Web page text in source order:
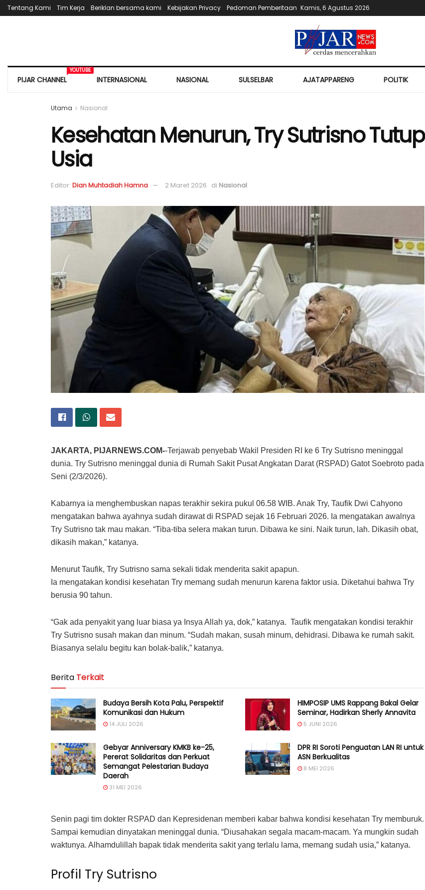
Tentang Kami Tim Kerja Beriklan bersama kami Kebijakan Privacy Pedoman Pemberitaan Kamis, 6 Agustus 2026
PIJAR CHANNEL
YOUTUBE
INTERNASIONAL NASIONAL SULSELBAR AJATAPPARENG POLITIK
Utama Nasional
Kesehatan Menurun, Try Sutrisno Tutup
Usia
Editor: Dian Muhtadiah Hamna 2 Maret 2026 di Nasional
JAKARTA, PIJARNEWS.COM--Terjawab penyebab Wakil Presiden RI ke 6 Try Sutrisno meninggal
dunia. Try Sutrisno meninggal dunia di Rumah Sakit Pusat Angkatan Darat (RSPAD) Gatot Soebroto pada
Seni (2/3/2026).
Kabarnya ia menghembuskan napas terakhir sekira pukul 06.58 WIB. Anak Try, Taufik Dwi Cahyono
mengatakan bahwa ayahnya sudah dirawat di RSPAD sejak 16 Februari 2026. Ia mengatakan awalnya
Try Sutrisno tak mau makan. “Tiba-tiba selera makan turun. Dibawa ke sini. Naik turun, lah. Dikasih obat,
dikasih makan,” katanya.
Menurut Taufik, Try Sutrisno sama sekali tidak menderita sakit apapun.
Ia mengatakan kondisi kesehatan Try memang sudah menurun karena faktor usia. Diketahui bahwa Try
berusia 90 tahun.
“Gak ada penyakit yang luar biasa ya Insya Allah ya, dok,” katanya. Taufik mengatakan kondisi terakhir
Try Sutrisno susah makan dan minum. “Sudah makan, susah minum, dehidrasi. Dibawa ke rumah sakit.
Biasanya selalu begitu kan bolak-balik,” katanya.
Berita Terkait
Budaya Bersih Kota Palu, Perspektif
Komunikasi dan Hukum
14 JULI 2026
HIMPOSIP UMS Rappang Bakal Gelar
Seminar, Hadirkan Sherly Annavita
5 JUNI 2026
Gebyar Anniversary KMKB ke-25,
Pererat Solidaritas dan Perkuat
Semangat Pelestarian Budaya
Daerah
31 MEI 2026
DPR RI Soroti Penguatan LAN RI untuk
ASN Berkualitas
8 MEI 2026
Senin pagi tim dokter RSPAD dan Kepresidenan memberi kabar bahwa kondisi kesehatan Try memburuk.
Sampai kemudian dinyatakan meninggal dunia. “Diusahakan segala macam-macam. Ya mungkin sudah
waktunya. Alhamdulillah bapak tidak menderita sakit yang terlalu lama, memang sudah usia,” katanya.
Profil Try Sutrisno